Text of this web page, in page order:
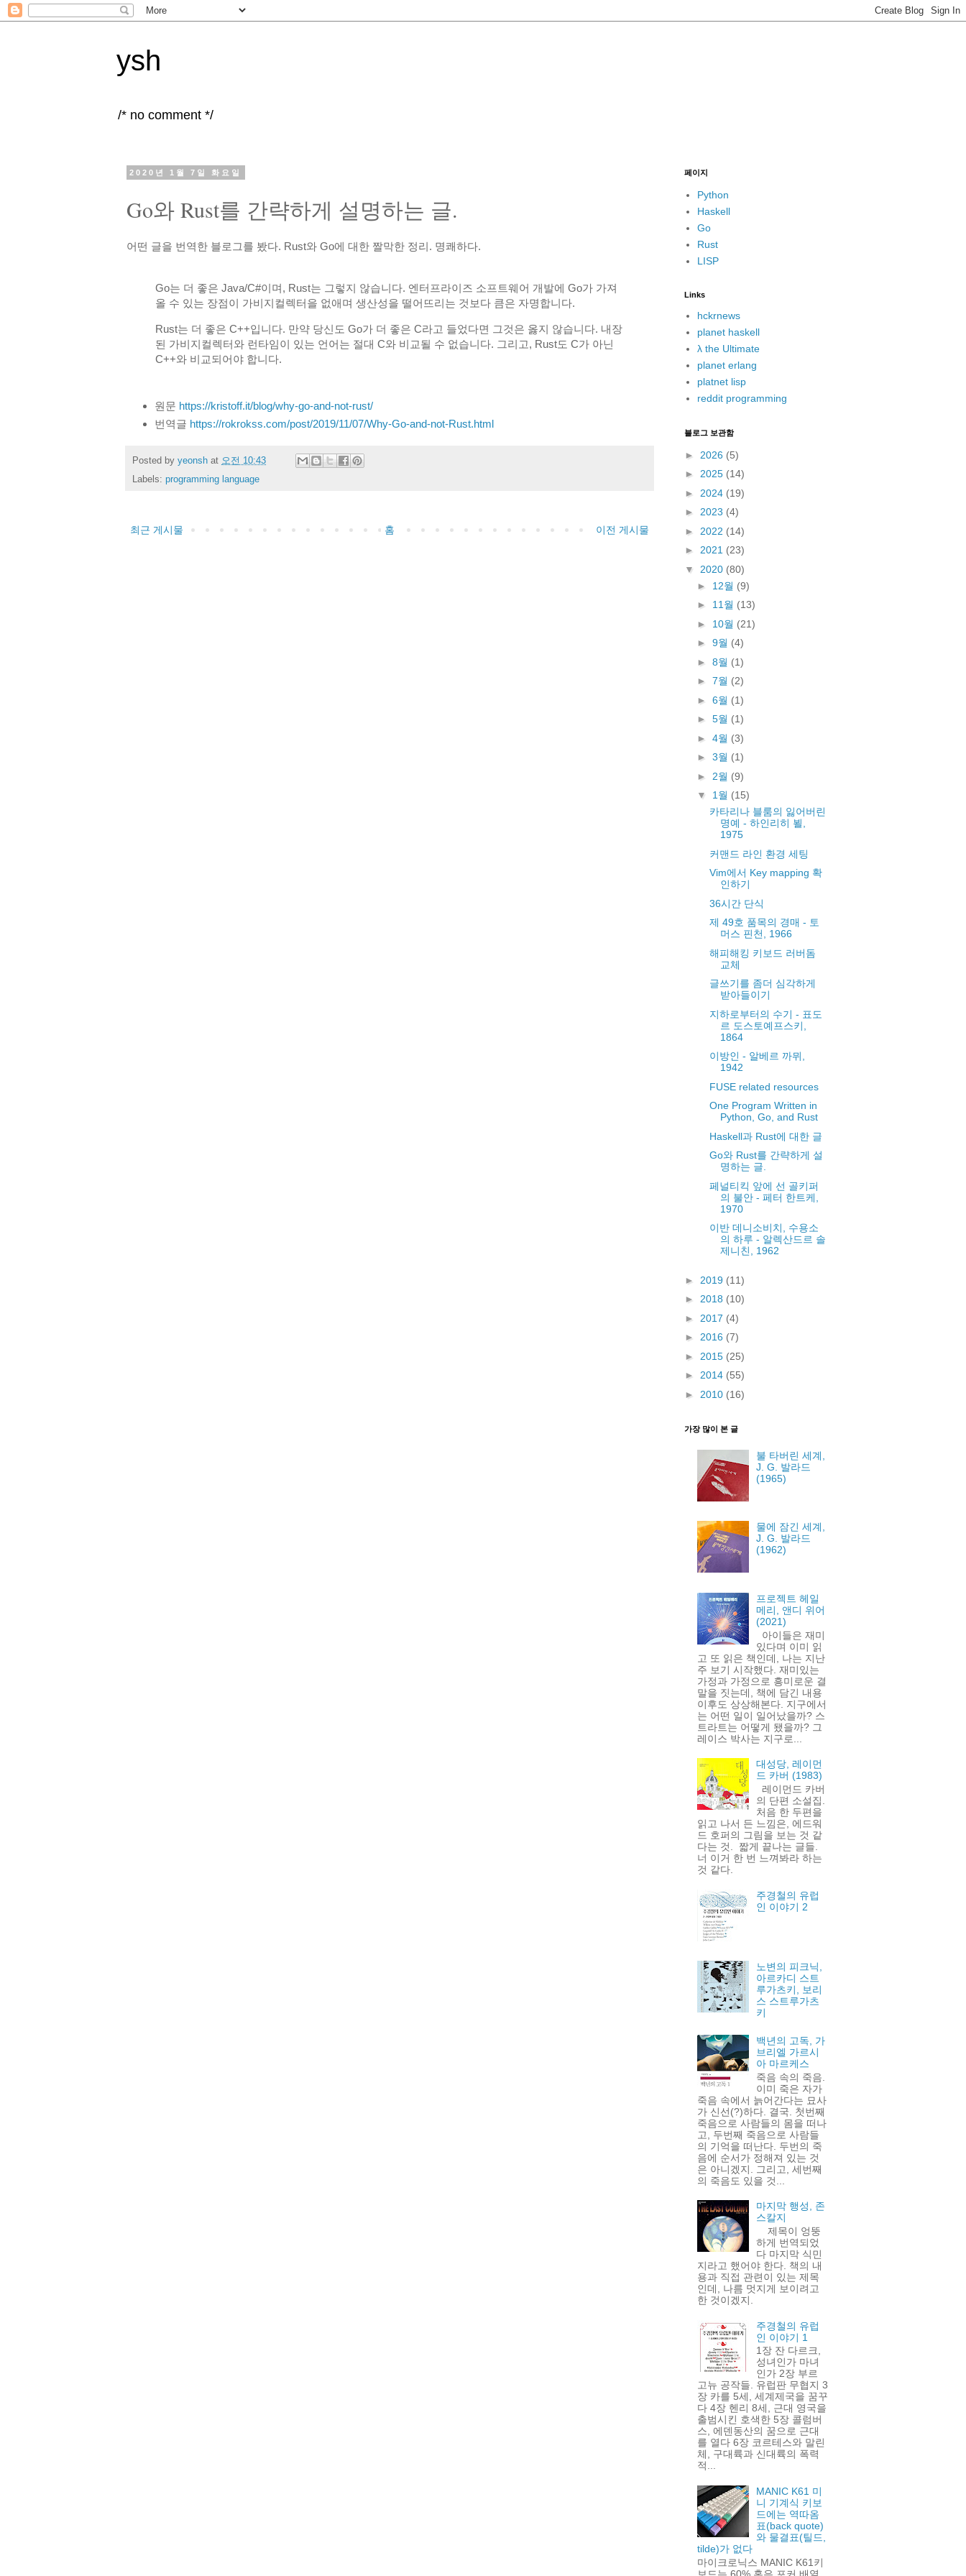
ysh
/* no comment */
2020년 1월 7일 화요일
Go와 Rust를 간략하게 설명하는 글.
어떤 글을 번역한 블로그를 봤다. Rust와 Go에 대한 짤막한 정리. 명쾌하다.
Go는 더 좋은 Java/C#이며, Rust는 그렇지 않습니다. 엔터프라이즈 소프트웨어 개발에 Go가 가져
올 수 있는 장점이 가비지컬렉터을 없애며 생산성을 떨어뜨리는 것보다 큼은 자명합니다.
Rust는 더 좋은 C++입니다. 만약 당신도 Go가 더 좋은 C라고 들었다면 그것은 옳지 않습니다. 내장
된 가비지컬렉터와 런타임이 있는 언어는 절대 C와 비교될 수 없습니다. 그리고, Rust도 C가 아닌
C++와 비교되어야 합니다.
원문 https://kristoff.it/blog/why-go-and-not-rust/
번역글 https://rokrokss.com/post/2019/11/07/Why-Go-and-not-Rust.html
Posted by yeonsh at 오전 10:43
Labels: programming language
최근 게시물 이전 게시물
홈
페이지
Python
Haskell
Go
Rust
LISP
Links
hckrnews
planet haskell
λ the Ultimate
planet erlang
platnet lisp
reddit programming
블로그 보관함
► 2026 (5)
► 2025 (14)
► 2024 (19)
► 2023 (4)
► 2022 (14)
► 2021 (23)
▼ 2020 (80)
► 12월 (9)
► 11월 (13)
► 10월 (21)
► 9월 (4)
► 8월 (1)
► 7월 (2)
► 6월 (1)
► 5월 (1)
► 4월 (3)
► 3월 (1)
► 2월 (9)
▼ 1월 (15)
카타리나 블룸의 잃어버린
명예 - 하인리히 뵐,
1975
커맨드 라인 환경 세팅
Vim에서 Key mapping 확
인하기
36시간 단식
제 49호 품목의 경매 - 토
머스 핀천, 1966
해피해킹 키보드 러버돔
교체
글쓰기를 좀더 심각하게
받아들이기
지하로부터의 수기 - 표도
르 도스토예프스키,
1864
이방인 - 알베르 까뮈,
1942
FUSE related resources
One Program Written in
Python, Go, and Rust
Haskell과 Rust에 대한 글
Go와 Rust를 간략하게 설
명하는 글.
페널티킥 앞에 선 골키퍼
의 불안 - 페터 한트케,
1970
이반 데니소비치, 수용소
의 하루 - 알렉산드르 솔
제니친, 1962
► 2019 (11)
► 2018 (10)
► 2017 (4)
► 2016 (7)
► 2015 (25)
► 2014 (55)
► 2010 (16)
가장 많이 본 글
불 타버린 세계,
J. G. 발라드
(1965)
물에 잠긴 세계,
J. G. 발라드
(1962)
프로젝트 헤일
메리, 앤디 위어
(2021)
아이들은 재미
있다며 이미 읽
고 또 읽은 책인데, 나는 지난
주 보기 시작했다. 재미있는
가정과 가정으로 흥미로운 결
말을 짓는데, 책에 담긴 내용
이후도 상상해본다. 지구에서
는 어떤 일이 일어났을까? 스
트라트는 어떻게 됐을까? 그
레이스 박사는 지구로...
대성당, 레이먼
드 카버 (1983)
레이먼드 카버
의 단편 소설집.
처음 한 두편을
읽고 나서 든 느낌은, 에드워
드 호퍼의 그림을 보는 것 같
다는 것. 짧게 끝나는 글들.
너 이거 한 번 느껴봐라 하는
것 같다.
주경철의 유럽
인 이야기 2
노변의 피크닉,
아르카디 스트
루가츠키, 보리
스 스트루가츠
키
백년의 고독, 가
브리엘 가르시
아 마르케스
죽음 속의 죽음.
이미 죽은 자가
죽음 속에서 늙어간다는 묘사
가 신선(?)하다. 결국. 첫번째
죽음으로 사람들의 몸을 떠나
고, 두번째 죽음으로 사람들
의 기억을 떠난다. 두번의 죽
음에 순서가 정해져 있는 것
은 아니겠지. 그리고, 세번째
의 죽음도 있을 것...
마지막 행성, 존
스칼지
제목이 엉뚱
하게 번역되었
다 마지막 식민
지라고 했어야 한다. 책의 내
용과 직접 관련이 있는 제목
인데, 나름 멋지게 보이려고
한 것이겠지.
주경철의 유럽
인 이야기 1
1장 잔 다르크,
성녀인가 마녀
인가 2장 부르
고뉴 공작들. 유럽판 무협지 3
장 카를 5세, 세계제국을 꿈꾸
다 4장 헨리 8세, 근대 영국을
출범시킨 호색한 5장 콜럼버
스, 에덴동산의 꿈으로 근대
를 열다 6장 코르테스와 말린
체, 구대륙과 신대륙의 폭력
적...
MANIC K61 미
니 기계식 키보
드에는 역따옴
표(back quote)
와 물결표(틸드,
tilde)가 없다
마이크로닉스 MANIC K61키
보드는 60% 혹은 포커 배열